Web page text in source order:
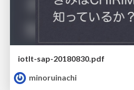
iotlt-sap-20180830.pdf
minoruinachi